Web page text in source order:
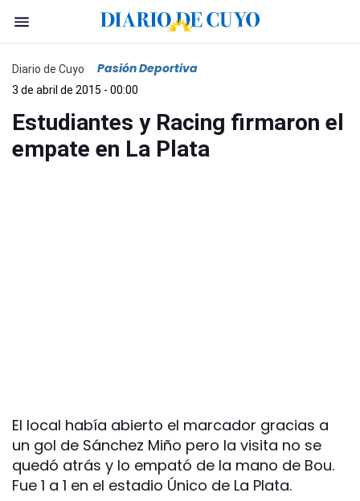
Diario de Cuyo Pasión Deportiva
3 de abril de 2015 - 00:00
Estudiantes y Racing firmaron el
empate en La Plata
El local había abierto el marcador gracias a
un gol de Sánchez Miño pero la visita no se
quedó atrás y lo empató de la mano de Bou.
Fue 1 a 1 en el estadio Único de La Plata.